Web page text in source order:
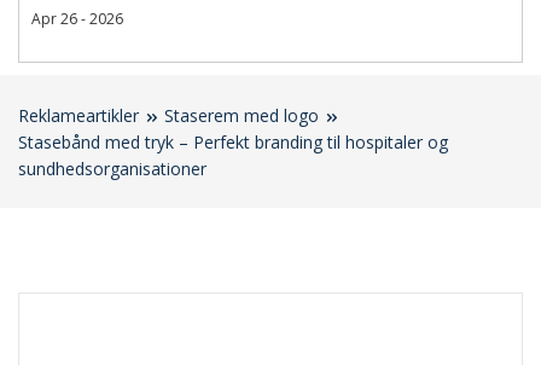
Apr 26 - 2026
Reklameartikler
Staserem med logo
Stasebånd med tryk – Perfekt branding til hospitaler og
sundhedsorganisationer